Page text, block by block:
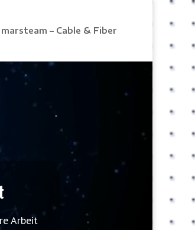
marsteam – Cable & Fiber
Arbeit